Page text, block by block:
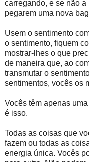
carregando, e se não
pegarem uma nova
Usem o sentimento
o sentimento, fiquem
mostrar-lhes o que
de maneira que, ao
transmutar o
sentimentos, vocês os
Vocês têm apenas
é isso.
Todas as coisas que
fazem ou todas as
energia única. Vocês